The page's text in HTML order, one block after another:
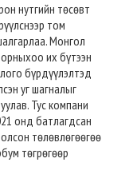
нутгийн төсөвт
том
Монгол
их бүтээн
бүрдүүлэлтэд
уг шагналыг
Тус компани
онд батлагдсан
төлөвлөгөөгөө
төгрөгөөр